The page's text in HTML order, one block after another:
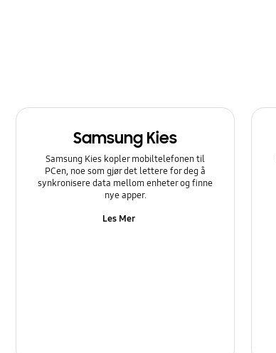
Sikkerhetskopi og gjenoppretting
Strøm
Samsung Kies
Samsung Kies kopler mobiltelefonen til
PCen, noe som gjør det lettere for deg å
synkronisere data mellom enheter og finne
nye apper.
Les Mer